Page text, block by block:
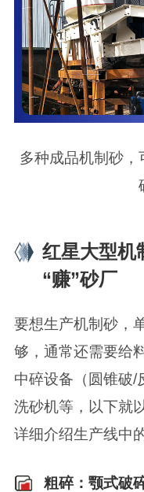
多种成品机制砂，
红星大型机
“赚”砂厂
要想生产机制砂，
够，通常还需要给
中碎设备（圆锥破/
洗砂机等，以下就
详细介绍生产线中
粗碎：颚式破